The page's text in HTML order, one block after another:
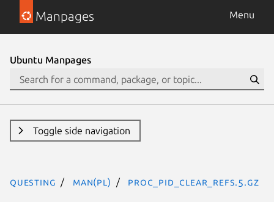
Manpages Menu
Ubuntu Manpages
Toggle side navigation
questing man(pl) proc_pid_clear_refs.5.gz